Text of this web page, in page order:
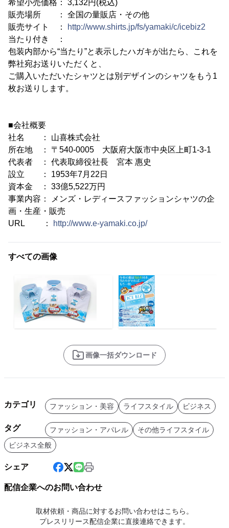
希望小売価格： 3,132円(税込)
販売場所 ： 全国の量販店・その他
販売サイト ：
http://www.shirts.jp/fs/yamaki/c/icebiz2
当たり付き ：
包装内部から“当たり”と表示したハガキが出たら、これを
弊社宛お送りいただくと、
ご購入いただいたシャツとは別デザインのシャツをもう1
枚お送りします。
■会社概要
社名 ： 山喜株式会社
所在地 ： 〒540-0005 大阪府大阪市中央区上町1-3-1
代表者 ： 代表取締役社長 宮本 惠史
設立 ： 1953年7月22日
資本金 ： 33億5,522万円
事業内容： メンズ・レディースファッションシャツの企
画・生産・販売
URL ：
http://www.e-yamaki.co.jp/
すべての画像
画像一括ダウンロード
カテゴリ ファッション・美容 ライフスタイル ビジネス
タグ ファッション・アパレル
その他ライフスタイル
ビジネス全般
シェア
配信企業へのお問い合わせ
取材依頼・商品に対するお問い合わせはこちら。
プレスリリース配信企業に直接連絡できます。